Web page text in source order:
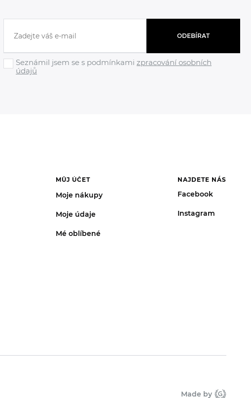
ODEBÍRAT
Seznámil jsem se s podmínkami zpracování osobních
údajů
MŮJ ÚČET
Moje nákupy
Moje údaje
Mé oblíbené
NAJDETE NÁS
Facebook
Instagram
Made by